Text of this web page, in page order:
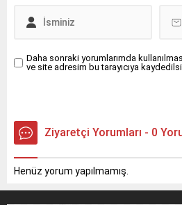
çarparak devrildi. Kazada...
Daha sonraki yorumlarımda
ve site adresim bu tarayıcıya
Ziyaretçi Yorumları - 0
Henüz yorum yapılmamış.